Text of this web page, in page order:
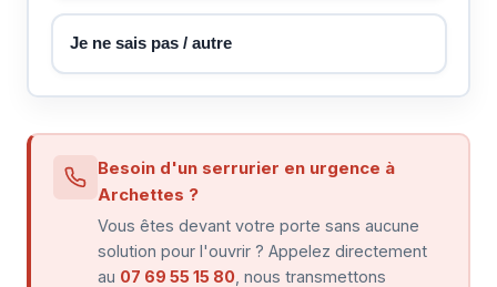
Je ne sais pas / autre
Besoin d'un serrurier en urgence à
Archettes ?
Vous êtes devant votre porte sans aucune
solution pour l'ouvrir ? Appelez directement
au 07 69 55 15 80 , nous transmettons